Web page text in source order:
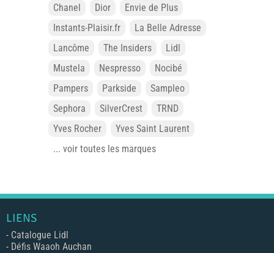
Chanel
Dior
Envie de Plus
Instants-Plaisir.fr
La Belle Adresse
Lancôme
The Insiders
Lidl
Mustela
Nespresso
Nocibé
Pampers
Parkside
Sampleo
Sephora
SilverCrest
TRND
Yves Rocher
Yves Saint Laurent
... voir toutes les marques
LIENS
- Catalogue Lidl
- Défis Waaoh Auchan